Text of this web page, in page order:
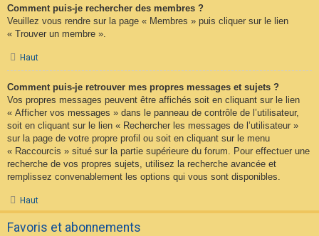
Comment puis-je rechercher des membres ?
Veuillez vous rendre sur la page « Membres » puis cliquer sur le lien
« Trouver un membre ».
Haut
Comment puis-je retrouver mes propres messages et sujets ?
Vos propres messages peuvent être affichés soit en cliquant sur le lien
« Afficher vos messages » dans le panneau de contrôle de l’utilisateur,
soit en cliquant sur le lien « Rechercher les messages de l’utilisateur »
sur la page de votre propre profil ou soit en cliquant sur le menu
« Raccourcis » situé sur la partie supérieure du forum. Pour effectuer une
recherche de vos propres sujets, utilisez la recherche avancée et
remplissez convenablement les options qui vous sont disponibles.
Haut
Favoris et abonnements